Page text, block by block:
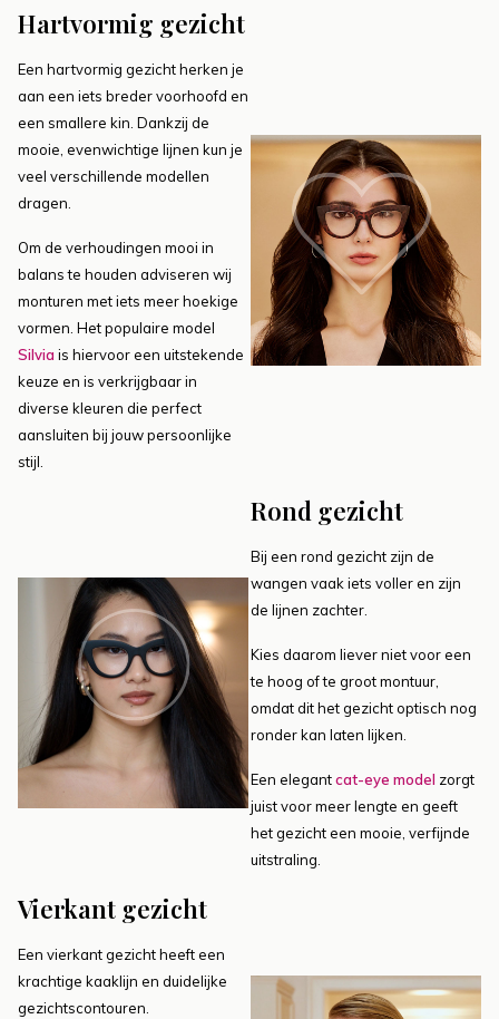
Hartvormig gezicht
Een hartvormig gezicht herken je
aan een iets breder voorhoofd en
een smallere kin. Dankzij de
mooie, evenwichtige lijnen kun je
veel verschillende modellen
dragen.
Om de verhoudingen mooi in
balans te houden adviseren wij
monturen met iets meer hoekige
vormen. Het populaire model
Silvia is hiervoor een uitstekende
keuze en is verkrijgbaar in
diverse kleuren die perfect
aansluiten bij jouw persoonlijke
stijl.
Rond gezicht
Bij een rond gezicht zijn de
wangen vaak iets voller en zijn
de lijnen zachter.
Kies daarom liever niet voor een
te hoog of te groot montuur,
omdat dit het gezicht optisch nog
ronder kan laten lijken.
Een elegantcat-eye model zorgt
juist voor meer lengte en geeft
het gezicht een mooie, verfijnde
uitstraling.
Vierkant gezicht
Een vierkant gezicht heeft een
krachtige kaaklijn en duidelijke
gezichtscontouren.